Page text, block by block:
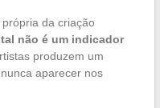
da criação
não é um indicador
produzem um
aparecer nos